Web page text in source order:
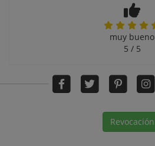
muy bueno
5 / 5
Revocación